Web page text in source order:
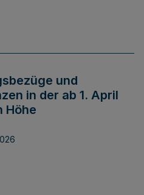
und
in der ab 1. April
Höhe